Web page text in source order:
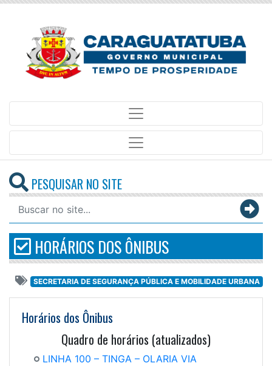
PESQUISAR NO SITE
HORÁRIOS DOS ÔNIBUS
SECRETARIA DE SEGURANÇA PÚBLICA E MOBILIDADE URBANA
Horários dos Ônibus
Quadro de horários (atualizados)
LINHA 100 – TINGA – OLARIA VIA